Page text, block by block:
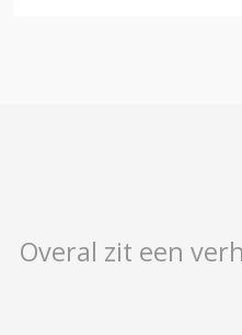
Overal zit een